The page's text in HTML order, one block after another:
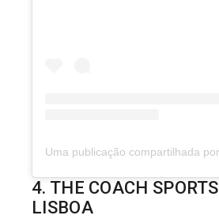
4. THE COACH
LISBOA